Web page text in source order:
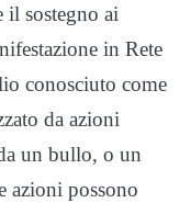
il sostegno ai
in Rete
conosciuto come
da azioni
un bullo, o un
azioni possono